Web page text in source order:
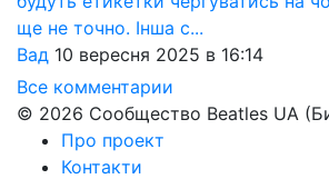
ще не точно. Інша с...
Вад 10 вересня 2025 в 16:14
Все комментарии
© 2026 Сообщество Beatles UA
Про проект
Контакти